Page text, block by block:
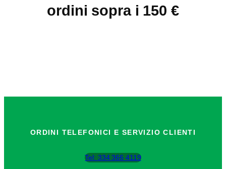
ordini sopra i 150 €
ORDINI TELEFONICI E SERVIZIO CLIENTI
Tel: 334 366 4119